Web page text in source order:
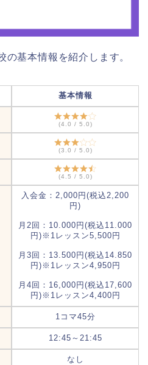
の基本情報を紹介します。
基本情報
(4.0 / 5.0)
(3.0 / 5.0)
(4.5 / 5.0)
入会金：2,000円(税込2,200
円)
月2回：10.000円(税込11.000
円)※1レッスン5,500円
月3回：13.500円(税込14.850
円)※1レッスン4,950円
月4回：16,000円(税込17,600
円)※1レッスン4,400円
1コマ45分
12:45～21:45
なし